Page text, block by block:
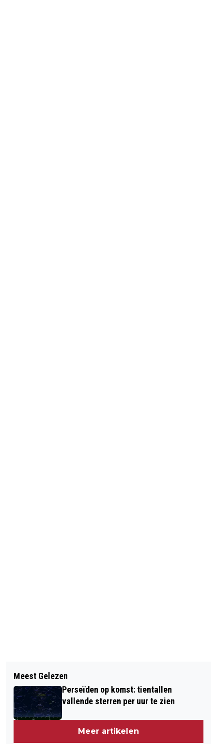
IS KREEG NAAR SCHATTING TOT 36
MILJOEN EURO LOSGELD
VINDER VAN BABY'TJE:
VOORBESTEMD HEM TE VINDEN
Meest Gelezen
Perseïden op komst: tientallen
vallende sterren per uur te zien
Meer artikelen